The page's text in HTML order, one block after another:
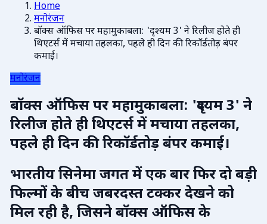
Home
मनोरंजन
बॉक्स ऑफिस पर महामुकाबला: 'दृश्यम 3' ने रिलीज होते ही
थिएटर्स में मचाया तहलका, पहले ही दिन की रिकॉर्डतोड़ बंपर
कमाई।
मनोरंजन
बॉक्स ऑफिस पर महामुकाबला: 'दृश्यम 3' ने
रिलीज होते ही थिएटर्स में मचाया तहलका,
पहले ही दिन की रिकॉर्डतोड़ बंपर कमाई।
भारतीय सिनेमा जगत में एक बार फिर दो बड़ी
फिल्मों के बीच जबरदस्त टक्कर देखने को
मिल रही है, जिसने बॉक्स ऑफिस के